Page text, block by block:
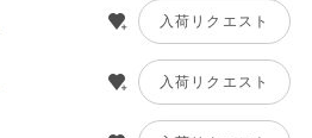
入荷リクエスト
入荷リクエスト